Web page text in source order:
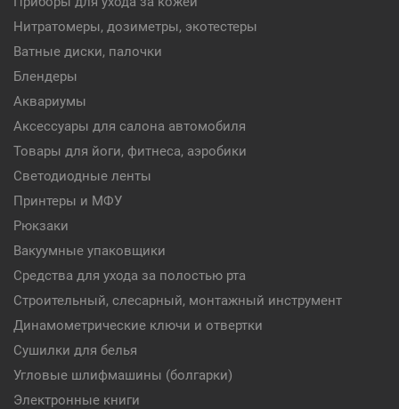
Нитратомеры, дозиметры, экотестеры
Ватные диски, палочки
Блендеры
Аквариумы
Аксессуары для салона автомобиля
Товары для йоги, фитнеса, аэробики
Светодиодные ленты
Принтеры и МФУ
Рюкзаки
Вакуумные упаковщики
Средства для ухода за полостью рта
Строительный, слесарный, монтажный инструмент
Динамометрические ключи и отвертки
Сушилки для белья
Угловые шлифмашины (болгарки)
Электронные книги